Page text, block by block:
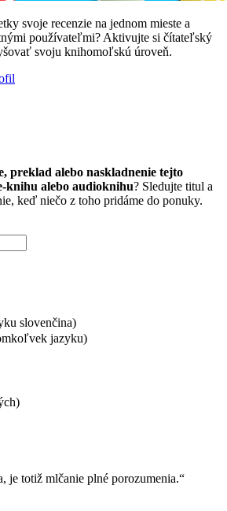
svoje recenzie na jednom mieste a
používateľmi? Aktivujte si čítateľský
svoju knihomoľskú úroveň.
preklad alebo naskladnenie tejto
knihu alebo audioknihu? Sledujte titul a
keď niečo z toho pridáme do ponuky.
slovenčina)
jazyku)
je totiž mlčanie plné porozumenia.